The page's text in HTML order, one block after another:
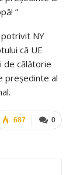
”
NY
că UE
de călătorie
președinte al
0
687